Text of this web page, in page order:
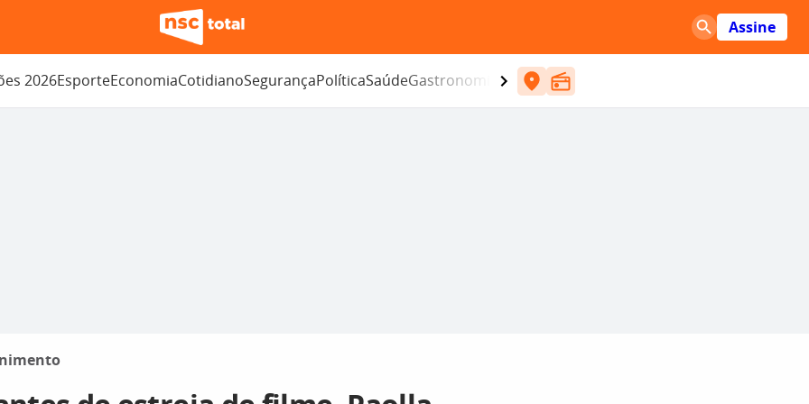
Assine
2026EsporteEconomiaCotidianoSegurançaPolíticaSaúdeGastronomia Entretenimento